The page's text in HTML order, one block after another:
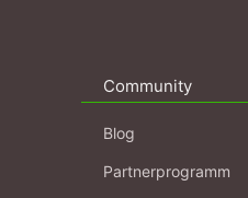
Community
Blog
Partnerprogramm